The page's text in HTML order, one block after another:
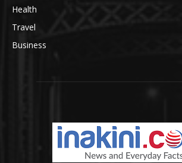
Health
Travel
Business